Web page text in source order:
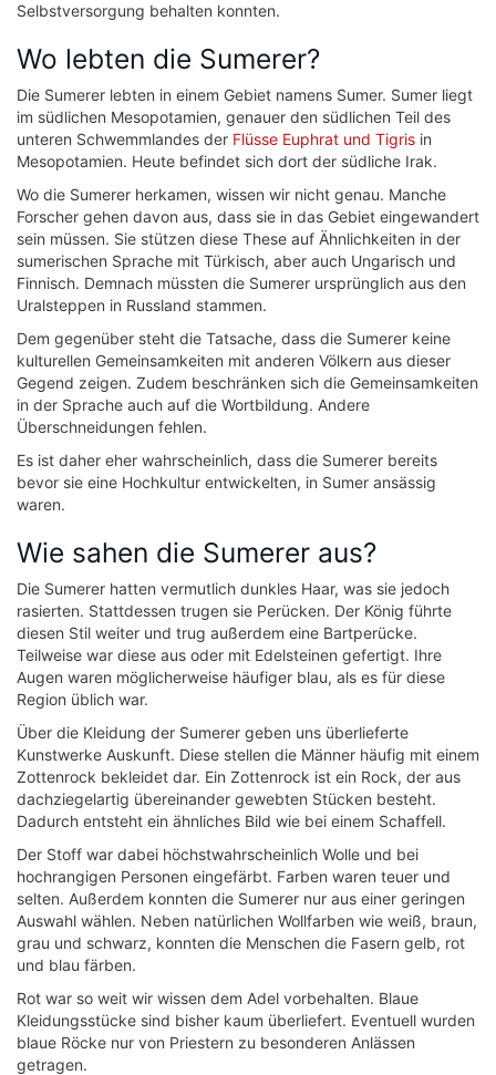
Selbstversorgung behalten konnten.
Wo lebten die Sumerer?
Die Sumerer lebten in einem Gebiet namens Sumer. Sumer liegt
im südlichen Mesopotamien, genauer den südlichen Teil des
unteren Schwemmlandes der Flüsse Euphrat und Tigris in
Mesopotamien. Heute befindet sich dort der südliche Irak.
Wo die Sumerer herkamen, wissen wir nicht genau. Manche
Forscher gehen davon aus, dass sie in das Gebiet eingewandert
sein müssen. Sie stützen diese These auf Ähnlichkeiten in der
sumerischen Sprache mit Türkisch, aber auch Ungarisch und
Finnisch. Demnach müssten die Sumerer ursprünglich aus den
Uralsteppen in Russland stammen.
Dem gegenüber steht die Tatsache, dass die Sumerer keine
kulturellen Gemeinsamkeiten mit anderen Völkern aus dieser
Gegend zeigen. Zudem beschränken sich die Gemeinsamkeiten
in der Sprache auch auf die Wortbildung. Andere
Überschneidungen fehlen.
Es ist daher eher wahrscheinlich, dass die Sumerer bereits
bevor sie eine Hochkultur entwickelten, in Sumer ansässig
waren.
Wie sahen die Sumerer aus?
Die Sumerer hatten vermutlich dunkles Haar, was sie jedoch
rasierten. Stattdessen trugen sie Perücken. Der König führte
diesen Stil weiter und trug außerdem eine Bartperücke.
Teilweise war diese aus oder mit Edelsteinen gefertigt. Ihre
Augen waren möglicherweise häufiger blau, als es für diese
Region üblich war.
Über die Kleidung der Sumerer geben uns überlieferte
Kunstwerke Auskunft. Diese stellen die Männer häufig mit einem
Zottenrock bekleidet dar. Ein Zottenrock ist ein Rock, der aus
dachziegelartig übereinander gewebten Stücken besteht.
Dadurch entsteht ein ähnliches Bild wie bei einem Schaffell.
Der Stoff war dabei höchstwahrscheinlich Wolle und bei
hochrangigen Personen eingefärbt. Farben waren teuer und
selten. Außerdem konnten die Sumerer nur aus einer geringen
Auswahl wählen. Neben natürlichen Wollfarben wie weiß, braun,
grau und schwarz, konnten die Menschen die Fasern gelb, rot
und blau färben.
Rot war so weit wir wissen dem Adel vorbehalten. Blaue
Kleidungsstücke sind bisher kaum überliefert. Eventuell wurden
blaue Röcke nur von Priestern zu besonderen Anlässen
getragen.